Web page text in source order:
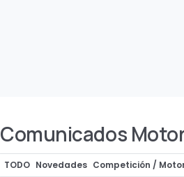
Comunicados
TODO Novedades Competición /